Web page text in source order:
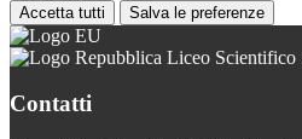
Accetta tutti Salva le preferenze
Liceo Scientifico
Contatti